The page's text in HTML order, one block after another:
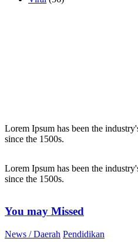
Lorem Ipsum has been the
since the 1500s.
Lorem Ipsum has been the
since the 1500s.
You may Missed
News / Daerah Pendidikan